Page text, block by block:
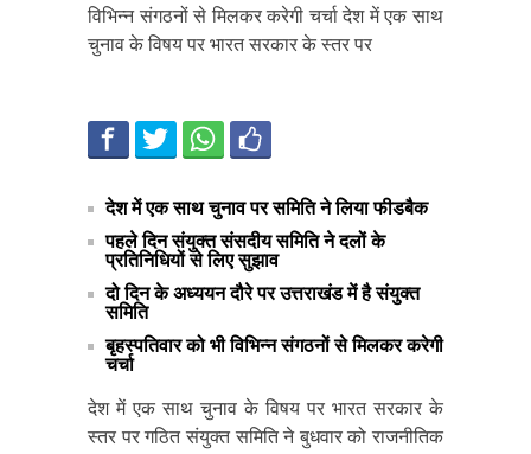
विभिन्न संगठनों से मिलकर करेगी चर्चा देश में एक साथ
चुनाव के विषय पर भारत सरकार के स्तर पर
देश में एक साथ चुनाव पर समिति ने लिया फीडबैक
पहले दिन संयुक्त संसदीय समिति ने दलों के
प्रतिनिधियों से लिए सुझाव
दो दिन के अध्ययन दौरे पर उत्तराखंड में है संयुक्त
समिति
बृहस्पतिवार को भी विभिन्न संगठनों से मिलकर करेगी
चर्चा
देश में एक साथ चुनाव के विषय पर भारत सरकार के
स्तर पर गठित संयुक्त समिति ने बुधवार को राजनीतिक